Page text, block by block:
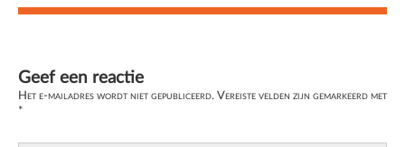
Geef een reactie
Het e-mailadres wordt niet gepubliceerd. Vereiste velden zijn gemarkeerd met
*